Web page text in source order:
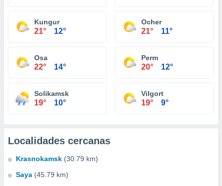
Kungur
21° 12°
Ocher
21° 11°
Osa
22° 14°
Perm
20° 12°
Solikamsk
19° 10°
Vilgort
19° 9°
Localidades cercanas
Krasnokamsk (30.79 km)
Saya (45.79 km)